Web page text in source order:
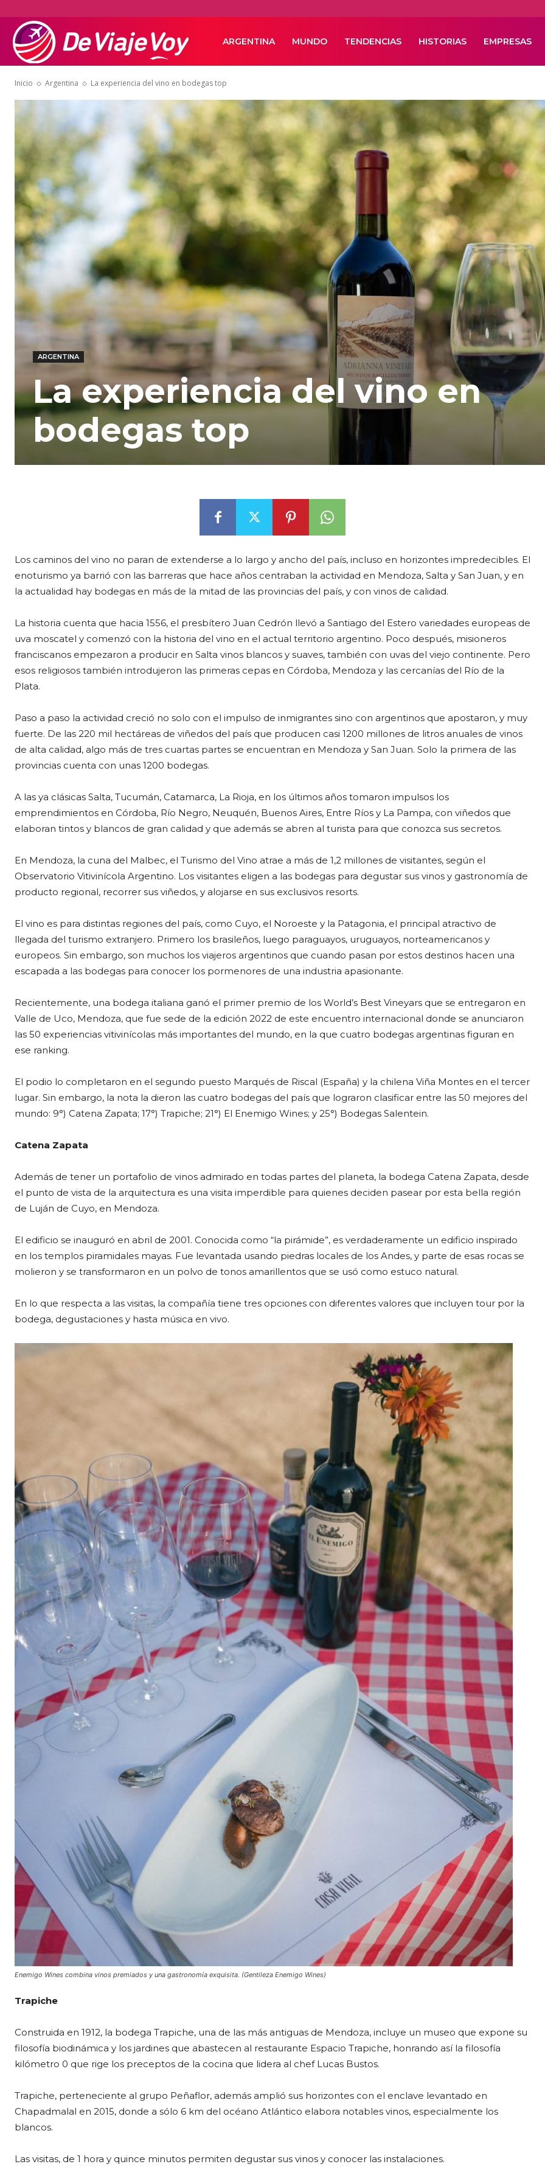
De
Viaje
Voy
ARGENTINA MUNDO TENDENCIAS HISTORIAS EMPRESAS
Inicio Argentina La experiencia del vino en bodegas top
ARGENTINA
La experiencia del vino en
bodegas top
Los caminos del vino no paran de extenderse a lo largo y ancho del país, incluso en horizontes impredecibles. El
enoturismo ya barrió con las barreras que hace años centraban la actividad en Mendoza, Salta y San Juan, y en
la actualidad hay bodegas en más de la mitad de las provincias del país, y con vinos de calidad.
La historia cuenta que hacia 1556, el presbítero Juan Cedrón llevó a Santiago del Estero variedades europeas de
uva moscatel y comenzó con la historia del vino en el actual territorio argentino. Poco después, misioneros
franciscanos empezaron a producir en Salta vinos blancos y suaves, también con uvas del viejo continente. Pero
esos religiosos también introdujeron las primeras cepas en Córdoba, Mendoza y las cercanías del Río de la
Plata.
Paso a paso la actividad creció no solo con el impulso de inmigrantes sino con argentinos que apostaron, y muy
fuerte. De las 220 mil hectáreas de viñedos del país que producen casi 1200 millones de litros anuales de vinos
de alta calidad, algo más de tres cuartas partes se encuentran en Mendoza y San Juan. Solo la primera de las
provincias cuenta con unas 1200 bodegas.
A las ya clásicas Salta, Tucumán, Catamarca, La Rioja, en los últimos años tomaron impulsos los
emprendimientos en Córdoba, Río Negro, Neuquén, Buenos Aires, Entre Ríos y La Pampa, con viñedos que
elaboran tintos y blancos de gran calidad y que además se abren al turista para que conozca sus secretos.
En Mendoza, la cuna del Malbec, el Turismo del Vino atrae a más de 1,2 millones de visitantes, según el
Observatorio Vitivinícola Argentino. Los visitantes eligen a las bodegas para degustar sus vinos y gastronomía de
producto regional, recorrer sus viñedos, y alojarse en sus exclusivos resorts.
El vino es para distintas regiones del país, como Cuyo, el Noroeste y la Patagonia, el principal atractivo de
llegada del turismo extranjero. Primero los brasileños, luego paraguayos, uruguayos, norteamericanos y
europeos. Sin embargo, son muchos los viajeros argentinos que cuando pasan por estos destinos hacen una
escapada a las bodegas para conocer los pormenores de una industria apasionante.
Recientemente, una bodega italiana ganó el primer premio de los World’s Best Vineyars que se entregaron en
Valle de Uco, Mendoza, que fue sede de la edición 2022 de este encuentro internacional donde se anunciaron
las 50 experiencias vitivinícolas más importantes del mundo, en la que cuatro bodegas argentinas figuran en
ese ranking.
El podio lo completaron en el segundo puesto Marqués de Riscal (España) y la chilena Viña Montes en el tercer
lugar. Sin embargo, la nota la dieron las cuatro bodegas del país que lograron clasificar entre las 50 mejores del
mundo: 9°) Catena Zapata; 17°) Trapiche; 21°) El Enemigo Wines; y 25°) Bodegas Salentein.
Catena Zapata
Además de tener un portafolio de vinos admirado en todas partes del planeta, la bodega Catena Zapata, desde
el punto de vista de la arquitectura es una visita imperdible para quienes deciden pasear por esta bella región
de Luján de Cuyo, en Mendoza.
El edificio se inauguró en abril de 2001. Conocida como “la pirámide”, es verdaderamente un edificio inspirado
en los templos piramidales mayas. Fue levantada usando piedras locales de los Andes, y parte de esas rocas se
molieron y se transformaron en un polvo de tonos amarillentos que se usó como estuco natural.
En lo que respecta a las visitas, la compañía tiene tres opciones con diferentes valores que incluyen tour por la
bodega, degustaciones y hasta música en vivo.
Enemigo Wines combina vinos premiados y una gastronomía exquisita. (Gentileza Enemigo Wines)
Trapiche
Construida en 1912, la bodega Trapiche, una de las más antiguas de Mendoza, incluye un museo que expone su
filosofía biodinámica y los jardines que abastecen al restaurante Espacio Trapiche, honrando así la filosofía
kilómetro 0 que rige los preceptos de la cocina que lidera al chef Lucas Bustos.
Trapiche, perteneciente al grupo Peñaflor, además amplió sus horizontes con el enclave levantado en
Chapadmalal en 2015, donde a sólo 6 km del océano Atlántico elabora notables vinos, especialmente los
blancos.
Las visitas, de 1 hora y quince minutos permiten degustar sus vinos y conocer las instalaciones.